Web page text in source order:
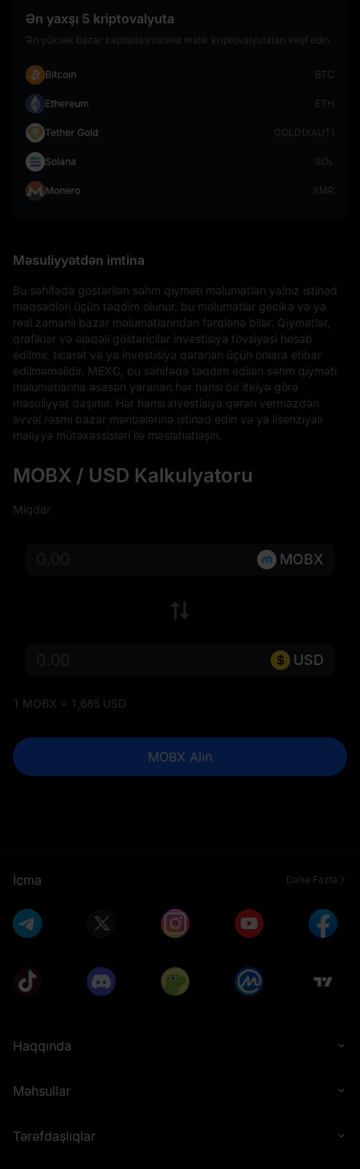
Ən yaxşı 5 kriptovalyuta
Ən yüksək bazar kapitallaşmasına malik kriptovalyutaları kəşf edin
Bitcoin BTC
Ethereum ETH
Tether Gold GOLD(XAUT)
Solana SOL
Monero XMR
Məsuliyyətdən imtina
Bu səhifədə göstərilən səhm qiyməti məlumatları yalnız istinad
məqsədləri üçün təqdim olunur, bu məlumatlar gecikə və ya
real zamanlı bazar məlumatlarından fərqlənə bilər. Qiymətlər,
qrafiklər və əlaqəli göstəricilər investisiya tövsiyəsi hesab
edilmir, ticarət və ya investisiya qərarları üçün onlara etibar
edilməməlidir. MEXC, bu səhifədə təqdim edilən səhm qiyməti
məlumatlarına əsasən yaranan hər hansı bir itkiyə görə
məsuliyyət daşımır. Hər hansı investisiya qərarı verməzdən
əvvəl rəsmi bazar mənbələrinə istinad edin və ya lisenziyalı
maliyyə mütəxəssisləri ilə məsləhətləşin.
MOBX / USD Kalkulyatoru
Miqdar
MOBX
USD
1 MOBX = 1,685 USD
MOBX Alın
İcma Daha Fazla
Haqqında
Məhsullar
Tərəfdaşlıqlar